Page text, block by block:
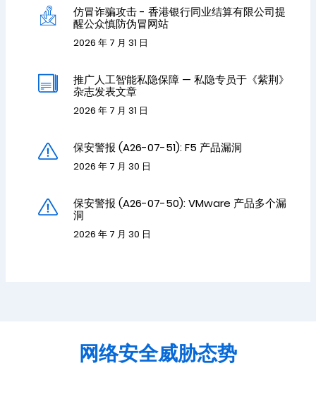
仿冒诈骗攻击 - 香港银行同业结算有限公司提
醒公众慎防伪冒网站
2026 年 7 月 31 日
推广人工智能私隐保障 — 私隐专员于《紫荆》
杂志发表文章
2026 年 7 月 31 日
保安警报 (A26-07-51): F5 产品漏洞
2026 年 7 月 30 日
保安警报 (A26-07-50): VMware 产品多个漏
洞
2026 年 7 月 30 日
网络安全威胁态势